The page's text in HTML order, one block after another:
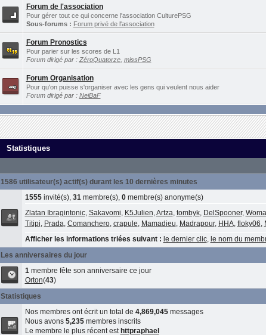
Forum de l'association
Pour gérer tout ce qui concerne l'association CulturePSG
Sous-forums : Forum privé de l'association
Forum Pronostics
Pour parier sur les scores de L1
Forum dirigé par : ZéroQuatorze, missPSG
Forum Organisation
Pour qu'on puisse s'organiser avec les gens qui veulent nous aider
Forum dirigé par : NeiBaF
Statistiques
1586 utilisateur(s) actif(s) durant les 10 dernières minutes
1555invité(s), 31membre(s), 0membre(s) anonyme(s)
Zlatan Ibragintonic, Sakavomi, K5Julien,Artza, tombyk, DelSpooner,
Titipi, Prada, Comanchero, crapule, Mamadieu, Madrapour, HHA, floky06,
Afficher les informations triées suivant : le dernier clic, le nom du
Les anniversaires du jour
1membre fête son anniversaire ce jour
Orton(43)
Statistiques
Nos membres ont écrit un total de 4,869,045messages
Nous avons 5,235membres inscrits
Le membre le plus récent est httpraphael